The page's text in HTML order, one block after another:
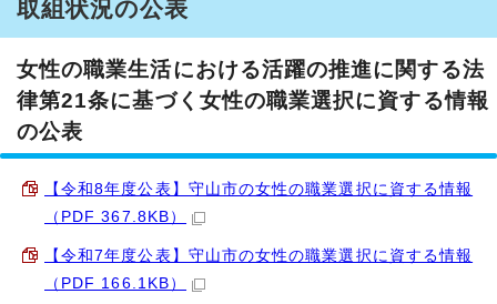
取組状況の公表
女性の職業生活における活躍の推進に関する法
律第21条に基づく女性の職業選択に資する情報
の公表
【令和8年度公表】守山市の女性の職業選択に資する情報
（PDF 367.8KB）
【令和7年度公表】守山市の女性の職業選択に資する情報
（PDF 166.1KB）